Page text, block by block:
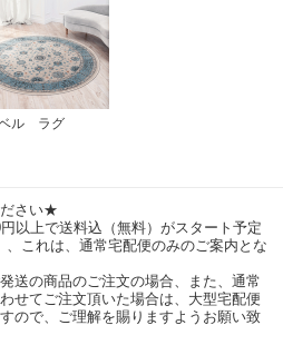
ル ラグ
さい★
以上で送料込（無料）がスタート予定
これは、通常宅配便のみのご案内とな
送の商品のご注文の場合、また、通常
せてご注文頂いた場合は、大型宅配便
ので、ご理解を賜りますようお願い致